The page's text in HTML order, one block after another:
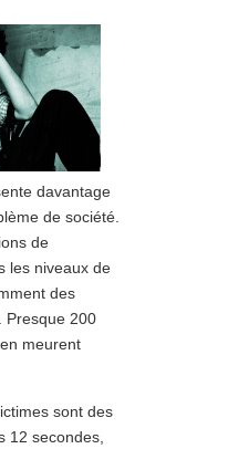
davantage
de société.
de
les niveaux de
des
Presque 200
meurent
sont des
12 secondes,